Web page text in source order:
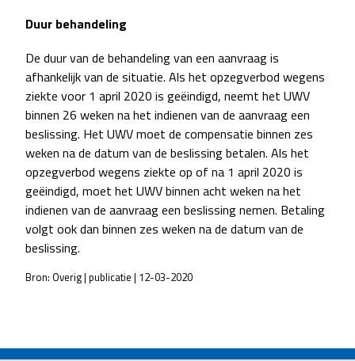
Duur behandeling
De duur van de behandeling van een aanvraag is
afhankelijk van de situatie. Als het opzegverbod wegens
ziekte voor 1 april 2020 is geëindigd, neemt het UWV
binnen 26 weken na het indienen van de aanvraag een
beslissing. Het UWV moet de compensatie binnen zes
weken na de datum van de beslissing betalen. Als het
opzegverbod wegens ziekte op of na 1 april 2020 is
geëindigd, moet het UWV binnen acht weken na het
indienen van de aanvraag een beslissing nemen. Betaling
volgt ook dan binnen zes weken na de datum van de
beslissing.
Bron: Overig | publicatie | 12-03-2020
NAVIGATION